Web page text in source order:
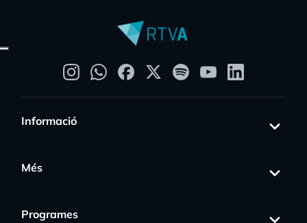
Informació
Més
Programes